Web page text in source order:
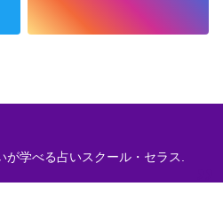
学べる占いスクール・セラス.